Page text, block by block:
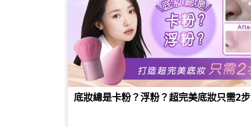
底妝總是卡粉？浮粉？超完美底妝只需2步